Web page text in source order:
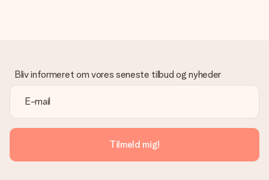
venligst vores kundeservice, de hjælper gerne med at finde en
passende løsning.
Er fakturaen sendt sammen med ordren?
Ingen faktura sendes med din ordre. Du modtager altid
fakturaen i bekræftelsesemailen, og du kan altid finde den i din
MySurprise-konto. Det betyder at du kan få gaven leveret
direkte til modtageren, hvilket gør det til en sand
overraskelse!
Bliv informeret om vores seneste tilbud og nyheder
Tilmeld mig!